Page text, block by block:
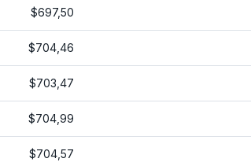
$697,50
$704,46
$703,47
$704,99
$704,57